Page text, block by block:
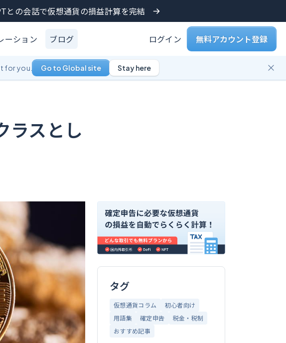
との会話で仮想通貨の損益計算を完結
ーション ブログ ログイン 無料アカウント登録
for you. Go to Global site Stay here
ラスとし
タグ
仮想通貨コラム
初心者向け
用語集
確定申告
税金・税制
おすすめ記事